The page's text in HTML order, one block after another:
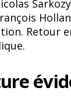
Retour